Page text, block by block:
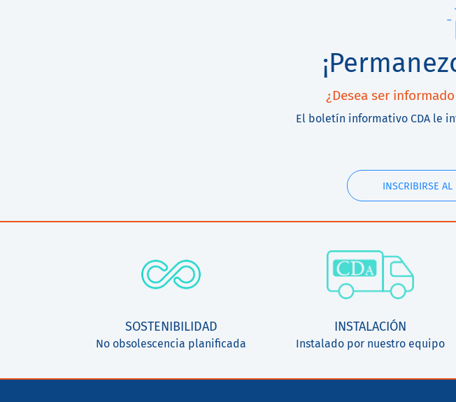
¿Desea ser
El boletín informativo CDA le
INSCRIBIRSE
SOSTENIBILIDAD
No obsolescencia planificada
INSTALACIÓN
Instalado por nuestro equipo